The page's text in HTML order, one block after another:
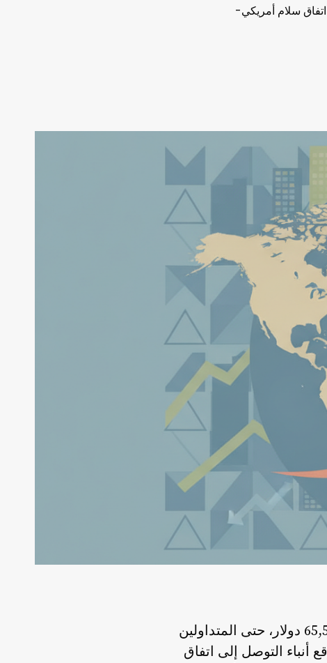
فوق 65,500 دولار مع إعلان اتفاق سلام أمريكي-
فاجأ ارتفاع سعر البيتكوين إلى أعلى مستوى له خلال أسبوعين، متجاوزًا حاجز 65,500 دولار، حتى المتداولين
التوصل إلى اتفاق